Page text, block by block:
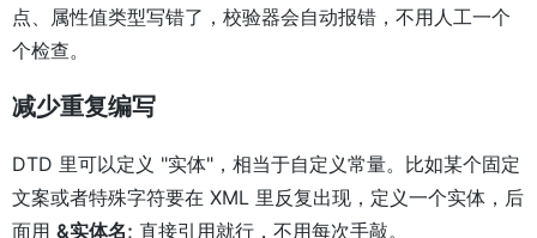
点、属性值类型写错了，校验器会自动报错，不用人工一个
个检查。
减少重复编写
DTD 里可以定义 "实体"，相当于自定义常量。比如某个固定
文案或者特殊字符要在 XML 里反复出现，定义一个实体，后
面用 &实体名; 直接引用就行，不用每次手敲。